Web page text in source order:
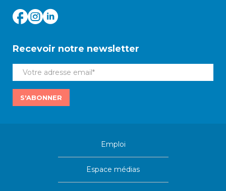
Recevoir notre newsletter
S'ABONNER
Emploi
Espace médias